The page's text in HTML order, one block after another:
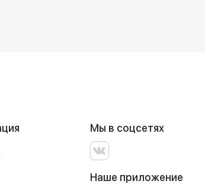
Мы в соцсетях
Наше приложение